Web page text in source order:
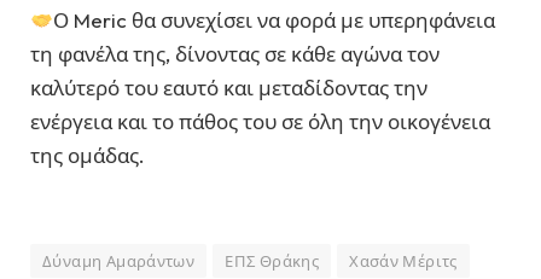
Ο Meric θα συνεχίσει να φορά με υπερηφάνεια
τη φανέλα της, δίνοντας σε κάθε αγώνα τον
καλύτερό του εαυτό και μεταδίδοντας την
ενέργεια και το πάθος του σε όλη την οικογένεια
της ομάδας.
Δύναμη Αμαράντων ΕΠΣ Θράκης Χασάν Μέριτς